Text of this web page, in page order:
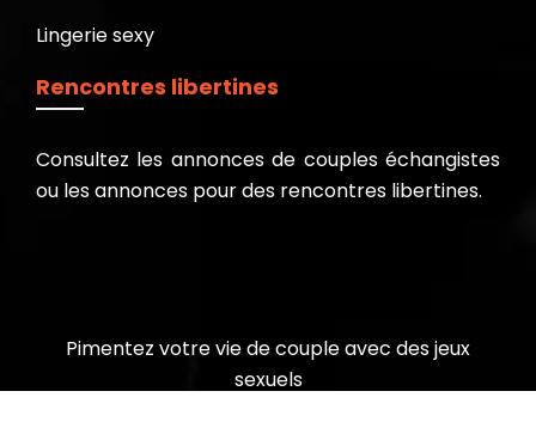
Lingerie sexy
Rencontres libertines
Consultez les annonces de couples échangistes
ou les annonces pour des rencontres libertines.
Pimentez votre vie de couple avec des jeux
sexuels